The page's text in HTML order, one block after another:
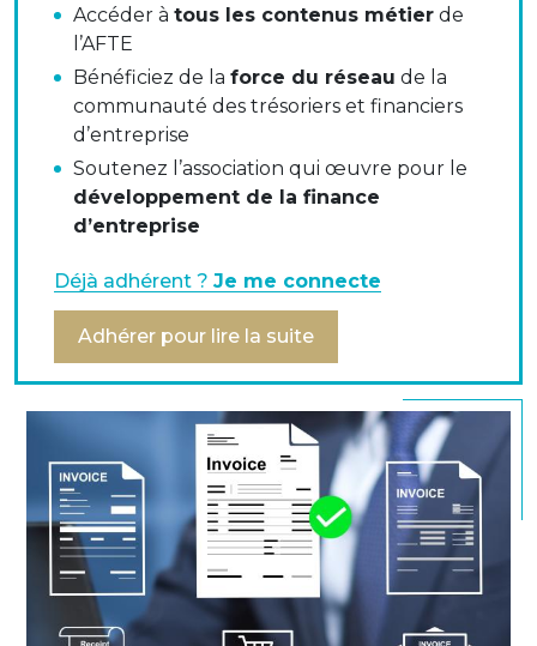
Valion (Esker) y ont partagé leur expertise.
L'arrivée des PDP
Le changement principal est la fin des envois directs
de facture, que ce soit au format papier ou digital. La
réforme oblige désormais à passer par le biais d’une
plateforme de dématérialisation partenaire (PDP),
qui transmettra la facture à la PDP de la
informations pour les envoyer à l’administration
Schéma du nouveau modèle :
Accéder à tous les contenus métier de
l’AFTE
Bénéficiez de la force du réseau de la
communauté des trésoriers et financiers
d’entreprise
Soutenez l’association qui œuvre pour le
développement de la finance
d’entreprise
Déjà adhérent ? Je me connecte
Adhérer pour lire la suite